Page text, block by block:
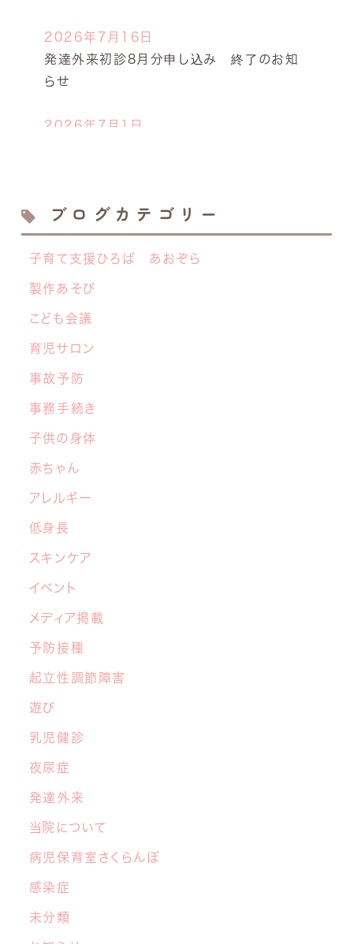
2026年7月16日
発達外来初診8月分申し込み 終了のお知
らせ
2026年7月1日
離乳食サロン７月の開催日決定しました！
2026年6月19日
【NEW】 離乳食サロン開催のお知らせ
2026年6月8日
中学生の交流グループ「てらこや」のご案内
【子育てこころのヒント講座】６月開催の
お知らせ
マイナ保険証と医療証のご利用について
2026年3月10日
ぞらフェス
ブログカテゴリー
子育て支援ひろば あおぞら
製作あそび
こども会議
育児サロン
事故予防
事務手続き
子供の身体
赤ちゃん
アレルギー
低身長
スキンケア
イベント
メディア掲載
予防接種
起立性調節障害
遊び
乳児健診
夜尿症
発達外来
当院について
病児保育室さくらんぼ
感染症
未分類